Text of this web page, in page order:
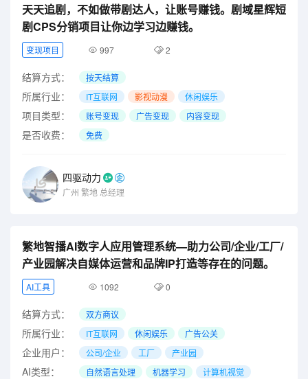
天天追剧，不如做带剧达人，让账号赚钱。剧域星辉短
剧CPS分销项目让你边学习边赚钱。
变现项目 997 2
结算方式： 按天结算
所属行业： IT互联网 影视动漫 休闲娱乐
项目类型： 账号变现 广告变现 内容变现
是否收费： 免费
四驱动力
广州 繁地 总经理
繁地智播AI数字人应用管理系统—助力公司/企业/工厂/
产业园解决自媒体运营和品牌IP打造等存在的问题。
AI工具 1092 0
结算方式： 双方商议
所属行业： IT互联网 休闲娱乐 广告公关
企业用户： 公司/企业 工厂 产业园
AI类型： 自然语言处理 机器学习 计算机视觉